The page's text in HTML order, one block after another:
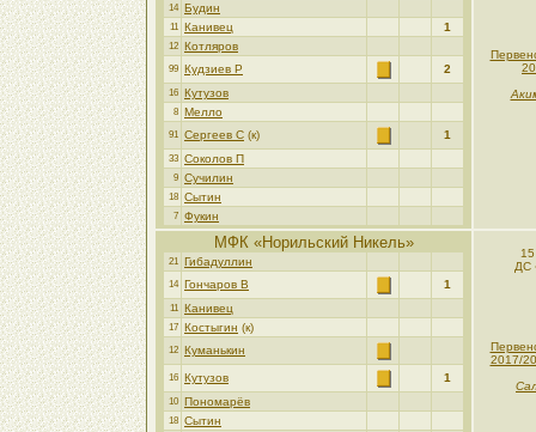
14 Будин
11 Канивец 1
12 Котляров
99 Кудзиев Р 2
16 Кутузов
8 Мелло
91 Сергеев С (к) 1
33 Соколов П
9 Сучилин
18 Сытин
7 Фукин
МФК «Норильский Никель»
21 Гибадуллин
14 Гончаров В 1
11 Канивец
17 Костыгин (к)
12 Куманькин
16 Кутузов 1
10 Пономарёв
18 Сытин
ДС
2017/